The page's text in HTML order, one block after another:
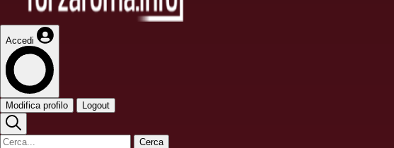
Accedi
Modifica profilo Logout
Cerca